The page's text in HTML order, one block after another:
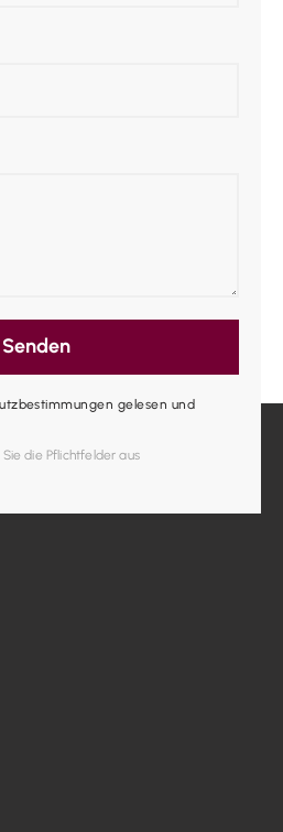
gelesen und
die Pflichtfelder aus
Senden